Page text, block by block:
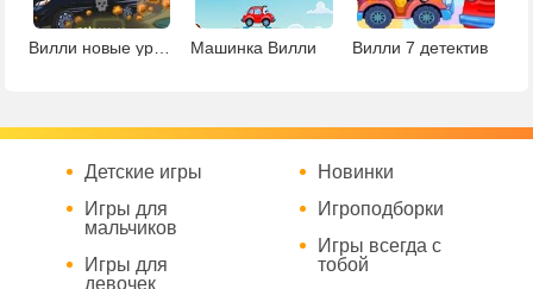
Вилли новые уровни Машинка Вилли Вилли 7 детектив
Детские игры
Игры для
мальчиков
Игры для
девочек
Новинки
Игроподборки
Игры всегда с
тобой